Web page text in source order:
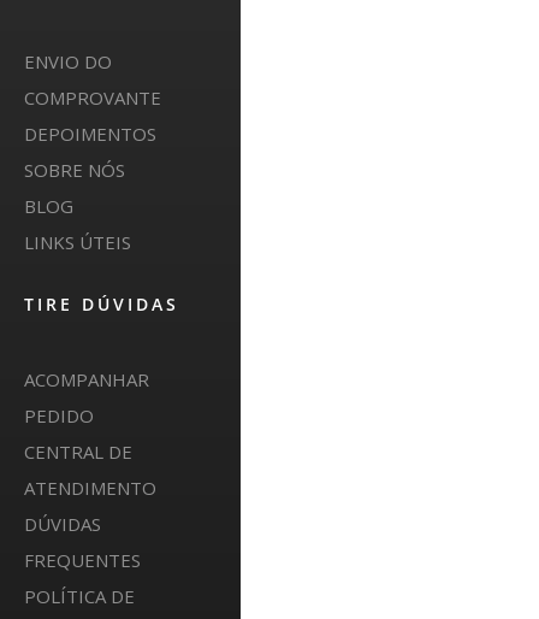
ENVIO DO
COMPROVANTE
DEPOIMENTOS
SOBRE NÓS
BLOG
LINKS ÚTEIS
TIRE DÚVIDAS
ACOMPANHAR
PEDIDO
CENTRAL DE
ATENDIMENTO
DÚVIDAS
FREQUENTES
POLÍTICA DE